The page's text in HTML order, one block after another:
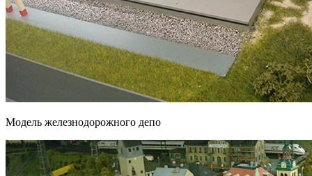
Модель железнодорожного депо